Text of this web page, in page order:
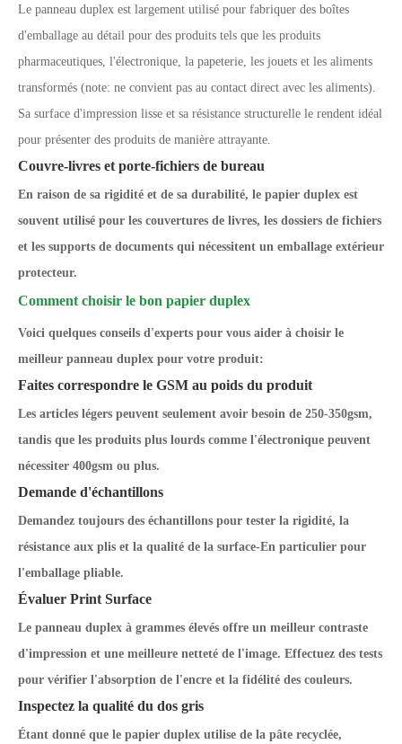
Le panneau duplex est largement utilisé pour fabriquer des boîtes
d'emballage au détail pour des produits tels que les produits
pharmaceutiques, l'électronique, la papeterie, les jouets et les aliments
transformés (note: ne convient pas au contact direct avec les aliments).
Sa surface d'impression lisse et sa résistance structurelle le rendent idéal
pour présenter des produits de manière attrayante.
Couvre-livres et porte-fichiers de bureau
En raison de sa rigidité et de sa durabilité, le papier duplex est
souvent utilisé pour les couvertures de livres, les dossiers de fichiers
et les supports de documents qui nécessitent un emballage extérieur
protecteur.
Comment choisir le bon papier duplex
Voici quelques conseils d'experts pour vous aider à choisir le
meilleur panneau duplex pour votre produit:
Faites correspondre le GSM au poids du produit
Les articles légers peuvent seulement avoir besoin de 250-350gsm,
tandis que les produits plus lourds comme l'électronique peuvent
nécessiter 400gsm ou plus.
Demande d'échantillons
Demandez toujours des échantillons pour tester la rigidité, la
résistance aux plis et la qualité de la surface-En particulier pour
l'emballage pliable.
Évaluer Print Surface
Le panneau duplex à grammes élevés offre un meilleur contraste
d'impression et une meilleure netteté de l'image. Effectuez des tests
pour vérifier l'absorption de l'encre et la fidélité des couleurs.
Inspectez la qualité du dos gris
Étant donné que le papier duplex utilise de la pâte recyclée,